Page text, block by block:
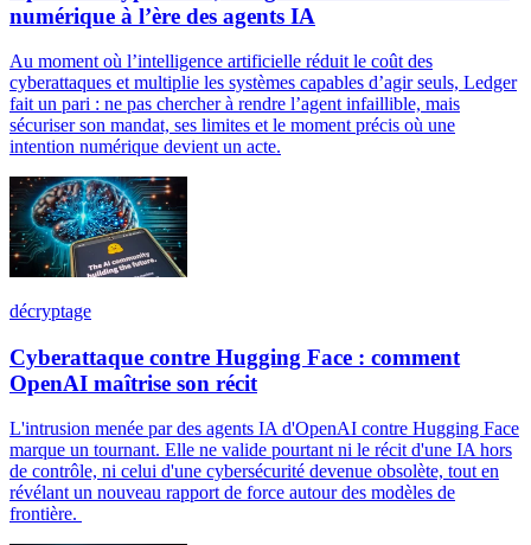
numérique à l’ère des agents IA
Au moment où l’intelligence artificielle réduit le coût des
cyberattaques et multiplie les systèmes capables d’agir seuls, Ledger
fait un pari : ne pas chercher à rendre l’agent infaillible, mais
sécuriser son mandat, ses limites et le moment précis où une
intention numérique devient un acte.
décryptage
Cyberattaque contre Hugging Face : comment
OpenAI maîtrise son récit
L'intrusion menée par des agents IA d'OpenAI contre Hugging Face
marque un tournant. Elle ne valide pourtant ni le récit d'une IA hors
de contrôle, ni celui d'une cybersécurité devenue obsolète, tout en
révélant un nouveau rapport de force autour des modèles de
frontière.